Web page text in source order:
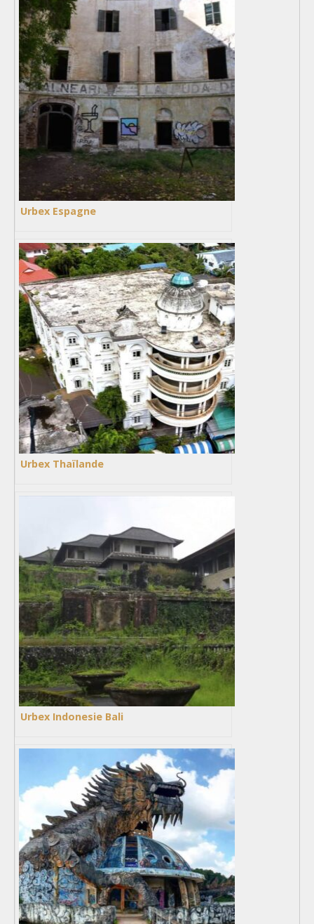
Urbex Espagne
Urbex Thaïlande
Urbex Indonesie Bali